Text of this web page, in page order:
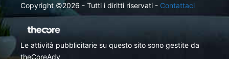
Copyright ©2026 - Tutti i diritti riservati - Contattaci
Le attività pubblicitarie su questo sito sono gestite da
theCoreAdv